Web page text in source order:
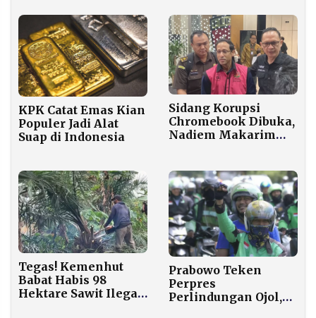
Baru Berlaku
Nasional
KPK Catat Emas Kian
Populer Jadi Alat
Suap di Indonesia
Sidang Korupsi
Chromebook Dibuka,
Nadiem Makarim
Tegas! Kemenhut
Babat Habis 98
Hektare Sawit Ilegal
Prabowo Teken
Perpres
Perlindungan Ojol,